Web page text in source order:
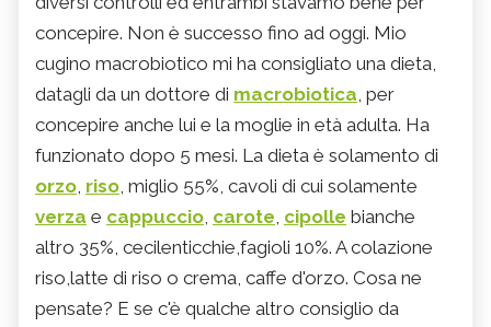
concepire. Non è successo fino ad oggi. Mio
cugino macrobiotico mi ha consigliato una dieta,
datagli da un dottore di macrobiotica, per
concepire anche lui e la moglie in età adulta. Ha
funzionato dopo 5 mesi. La dieta è solamento di
orzo, riso, miglio 55%, cavoli di cui solamente
verza e cappuccio, carote, cipolle bianche
altro 35%, cecilenticchie,fagioli 10%. A colazione
riso,latte di riso o crema, caffe d'orzo. Cosa ne
pensate? E se c'è qualche altro consiglio da